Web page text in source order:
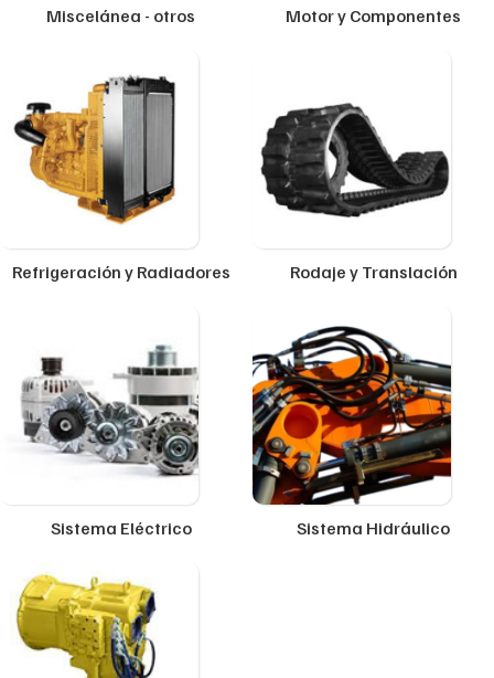
Miscelánea - otros Motor y Componentes
Refrigeración y Radiadores Rodaje y Translación
Sistema Eléctrico Sistema Hidráulico